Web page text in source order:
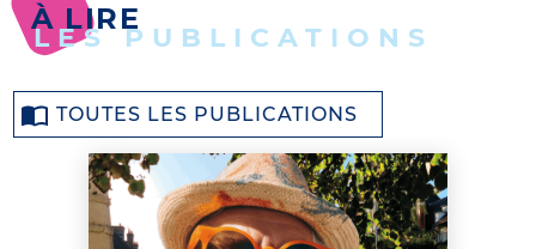
À LIRE
LES PUBLICATIONS
TOUTES LES PUBLICATIONS